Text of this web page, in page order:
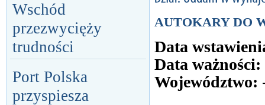
Wschód
przezwycięży
trudności
Port Polska
przyspiesza
AUTOKARY DO
Data
Data ważności:
Województwo: